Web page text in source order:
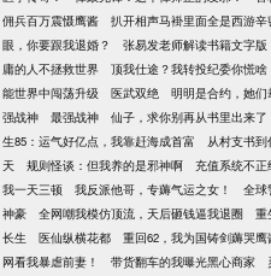
佣兵百万震慑鹰酱
扒开相声马褂里面全是西游辛
眼，你要跟我退婚？
张易发老师解读书籍文字版
庸的人不拯救世界
顶我仕途？我转投纪委你慌啥
能世界中闯荡升级
医武双绝 明明是合约，她
强战神
最强战神 仙子，求你别再从书里出来了
生85：运气好亿点，我靠赶海成首富
从村支书
天
规则怪谈：但我养的是邪神啊 充值系统不
我一天三顿
我反派他哥，专薅气运之女！ 全球
神豪
全网嘲我模仿顶流，天后砸钱逼我退圈 重
长生
医仙纵横花都 重回62，我为国铸剑薅哭鹰
网看我暴虐前妻！
带货翻车的我曝光黑心商家